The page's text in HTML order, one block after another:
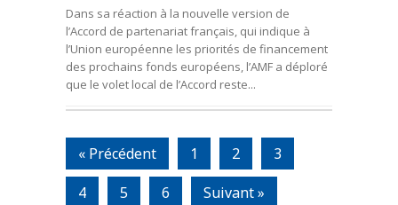
Dans sa réaction à la nouvelle version de
l’Accord de partenariat français, qui indique à
l’Union européenne les priorités de financement
des prochains fonds européens, l’AMF a déploré
que le volet local de l’Accord reste...
« Précédent 1 2
3
4
5 6 Suivant »